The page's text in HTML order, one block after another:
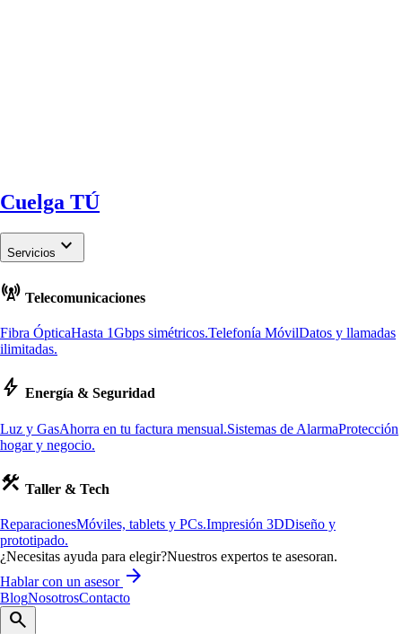
Cuelga TÚ
Servicios keyboard_arrow_down
cell_tower Telecomunicaciones
Fibra ÓpticaHasta 1Gbps simétricos.Telefonía MóvilDatos y llamadas
ilimitadas.
bolt Energía & Seguridad
Luz y GasAhorra en tu factura mensual.Sistemas de AlarmaProtección
hogar y negocio.
construction Taller & Tech
ReparacionesMóviles, tablets y PCs.Impresión 3DDiseño y
prototipado.
¿Necesitas ayuda para elegir?Nuestros expertos te asesoran.
Hablar con un asesor arrow_forward
BlogNosotrosContacto
search